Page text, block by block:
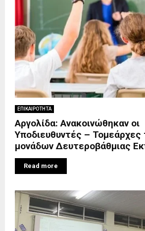
ΕΠΙΚΑΙΡΟΤΗΤΑ
Αργολίδα: Ανακοινώθηκαν οι
Υποδιευθυντές –
μονάδων Δευτεροβάθμιας
Read more